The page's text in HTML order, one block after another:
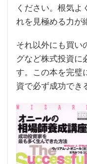
ください。根気よ
れを見極める力が
それ以外にも買い
グなど株式投資に
す。この本を完璧
資で必ず成功でき